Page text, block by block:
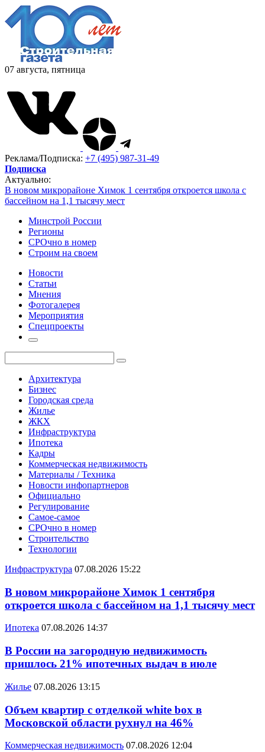
07 августа, пятница
Реклама/Подписка: +7 (495) 987-31-49
Подписка
Актуально:
В новом микрорайоне Химок 1 сентября откроется школа с
бассейном на 1,1 тысячу мест
Минстрой России
Регионы
СРОчно в номер
Строим на своем
Новости
Статьи
Мнения
Фотогалерея
Мероприятия
Спецпроекты
Архитектура
Бизнес
Городская среда
Жилье
ЖКХ
Инфраструктура
Ипотека
Кадры
Коммерческая недвижимость
Материалы / Техника
Новости инфопартнеров
Официально
Регулирование
Самое-самое
СРОчно в номер
Строительство
Технологии
Инфраструктура 07.08.2026 15:22
В новом микрорайоне Химок 1 сентября
откроется школа с бассейном на 1,1 тысячу мест
Ипотека 07.08.2026 14:37
В России на загородную недвижимость
пришлось 21% ипотечных выдач в июле
Жилье 07.08.2026 13:15
Объем квартир с отделкой white box в
Московской области рухнул на 46%
Коммерческая недвижимость 07.08.2026 12:04